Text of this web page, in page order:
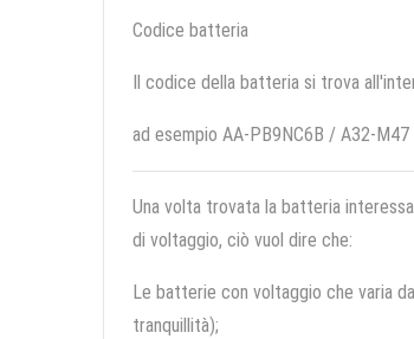
Codice batteria
Il codice della batteria si trova
ad esempio AA-PB9NC6B / A32-
Una volta trovata la batteria
di voltaggio, ciò vuol dire che:
Le batterie con voltaggio che varia
tranquillità);